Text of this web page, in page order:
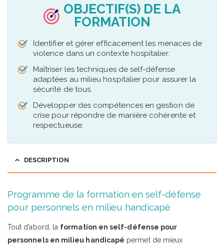
OBJECTIF(S) DE LA
FORMATION
Identifier et gérer efficacement les menaces de
violence dans un contexte hospitalier.
Maîtriser les techniques de self-défense
adaptées au milieu hospitalier pour assurer la
sécurité de tous.
Développer des compétences en gestion de
crise pour répondre de manière cohérente et
respectueuse.
DESCRIPTION
Programme de la formation en self-défense
pour personnels en milieu handicapé
Tout d’abord, la formation en self-défense pour
personnels en milieu handicapé permet de mieux